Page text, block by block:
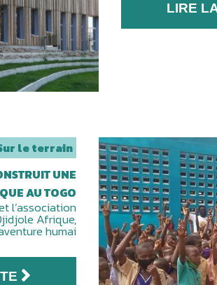
LIRE
le terrain
UNE
AU TOGO
l’association
Afrique,
humai